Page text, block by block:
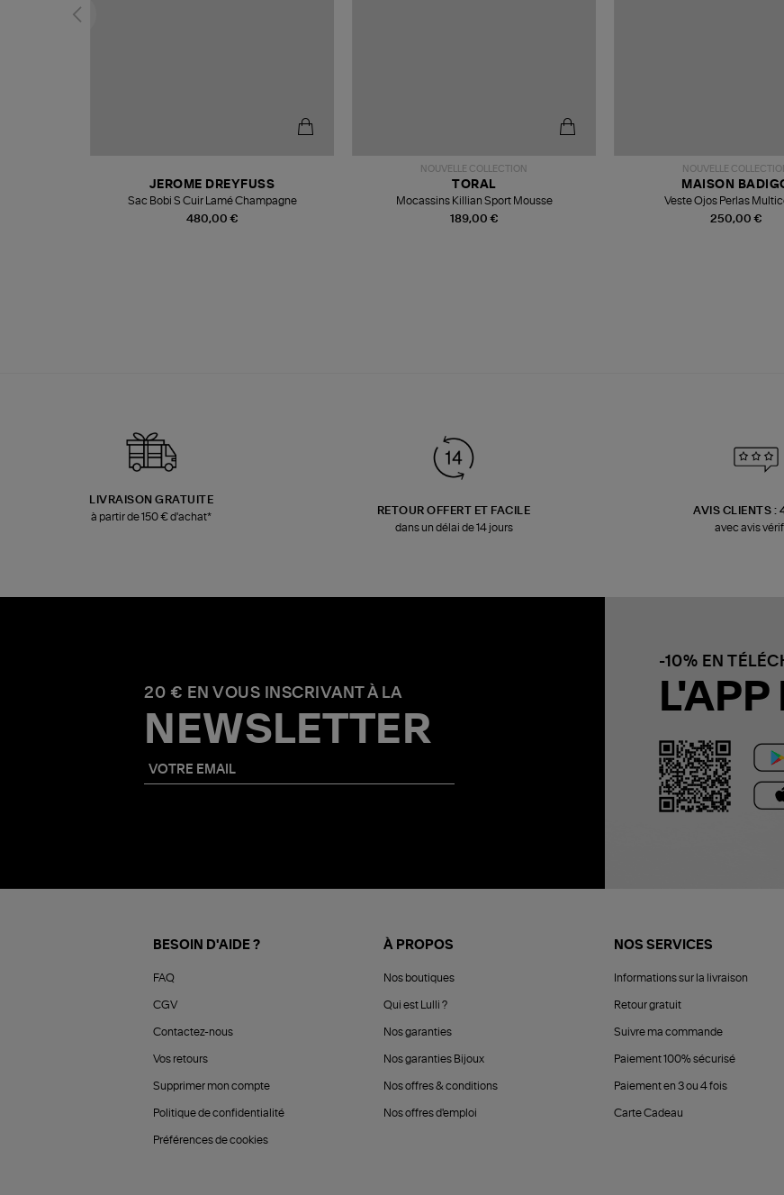
480,00 €
JEROME DREYFUSS
Sac Bobi S Cuir Lamé Champagne
NOUVELLE COLLECTION
189,00 €
TORAL
Mocassins Killian Sport Mousse
NOUVELLE
250,00 €
MAISON
Veste Ojos Perlas
LIVRAISON GRATUITE
à partir de 150 € d'achat*
RETOUR OFFERT ET FACILE
dans un délai de 14 jours
AVIS CLIENTS :
avec avis
20 € EN VOUS INSCRIVANT À LA
NEWSLETTER
-10% EN
L'APP
BESOIN D'AIDE ?
FAQ
CGV
Contactez-nous
Vos retours
Supprimer mon compte
Politique de confidentialité
Préférences de cookies
À PROPOS
Nos boutiques
Qui est Lulli ?
Nos garanties
Nos garanties Bijoux
Nos offres & conditions
Nos offres d'emploi
NOS SERVICES
Informations sur la livraison
Retour gratuit
Suivre ma commande
Paiement 100% sécurisé
Paiement en 3 ou 4 fois
Carte Cadeau